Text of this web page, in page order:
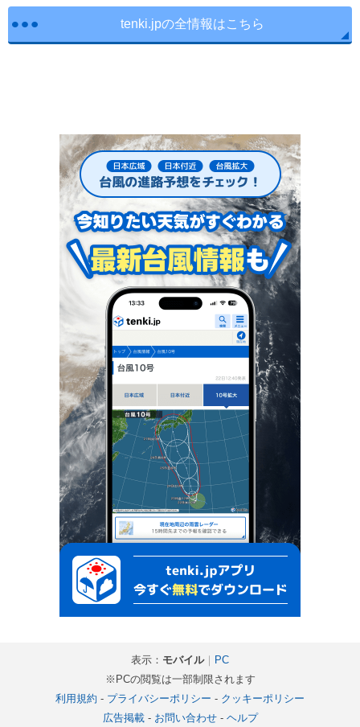
tenki.jpの全情報はこちら
表示： モバイル｜ PC
※PCの閲覧は一部制限されます
利用規約 - プライバシーポリシー - クッキーポリシー
広告掲載- お問い合わせ- ヘルプ